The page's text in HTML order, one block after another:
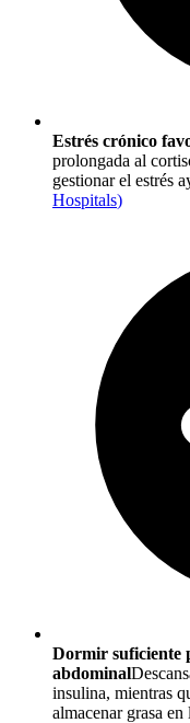
Estrés crónico
prolongada al
gestionar el estrés
Hospitals)
Dormir suficiente
abdominal
insulina, mientras
almacenar grasa en